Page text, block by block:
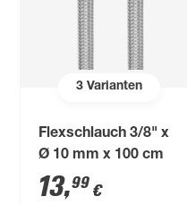
3Varianten
Flexschlauch 3/8" x
Ø 10 mm x 100 cm
13,99 €